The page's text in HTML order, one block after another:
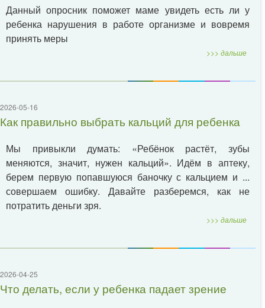
Данный опросник поможет маме увидеть есть ли у
ребенка нарушения в работе организме и вовремя
принять меры
>>> дальше
2026-05-16
Как правильно выбрать кальций для ребенка
Мы привыкли думать: «Ребёнок растёт, зубы
меняются, значит, нужен кальций». Идём в аптеку,
берем первую попавшуюся баночку с кальцием и ...
совершаем ошибку. Давайте разберемся, как не
потратить деньги зря.
>>> дальше
2026-04-25
Что делать, если у ребенка падает зрение